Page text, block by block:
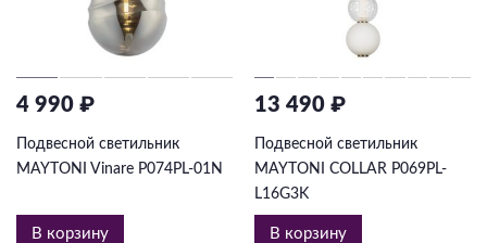
4 990 ₽
Подвесной светильник
MAYTONI Vinare P074PL-01N
В корзину
13 490 ₽
Подвесной светильник
MAYTONI COLLAR P069PL-
L16G3K
В корзину